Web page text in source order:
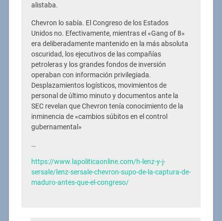
alistaba.
Chevron lo sabía. El Congreso de los Estados
Unidos no. Efectivamente, mientras el «Gang of 8»
era deliberadamente mantenido en la más absoluta
oscuridad, los ejecutivos de las compañías
petroleras y los grandes fondos de inversión
operaban con información privilegiada.
Desplazamientos logísticos, movimientos de
personal de último minuto y documentos ante la
SEC revelan que Chevron tenía conocimiento de la
inminencia de «cambios súbitos en el control
gubernamental»
…
https://www.lapoliticaonline.com/h-lenz-y-j-
sersale/lenz-sersale-chevron-supo-de-la-captura-de-
maduro-antes-que-el-congreso/